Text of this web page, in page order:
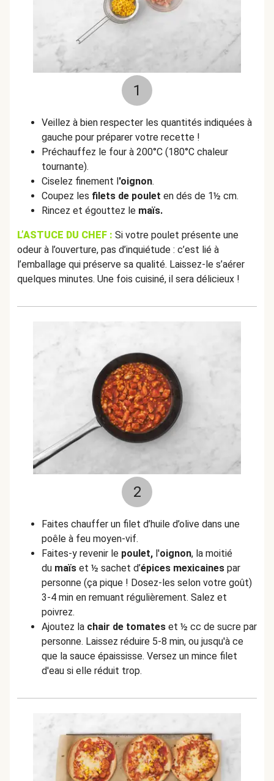
1
Veillez à bien respecter les quantités indiquées à
gauche pour préparer votre recette !
Préchauffez le four à 200°C (180°C chaleur
tournante).
Ciselez finement l'oignon.
Coupez les filets de poulet en dés de 1½ cm.
Rincez et égouttez le maïs.
L’ASTUCE DU CHEF : Si votre poulet présente une
odeur à l’ouverture, pas d’inquiétude : c’est lié à
l’emballage qui préserve sa qualité. Laissez-le s’aérer
quelques minutes. Une fois cuisiné, il sera délicieux !
2
Faites chauffer un filet d’huile d’olive dans une
poêle à feu moyen-vif.
Faites-y revenir le poulet, l'oignon, la moitié
du maïs et ½ sachet d’épices mexicaines par
personne (ça pique ! Dosez-les selon votre goût)
3-4 min en remuant régulièrement. Salez et
poivrez.
Ajoutez la chair de tomates et ½ cc de sucre par
personne. Laissez réduire 5-8 min, ou jusqu'à ce
que la sauce épaississe. Versez un mince filet
d'eau si elle réduit trop.